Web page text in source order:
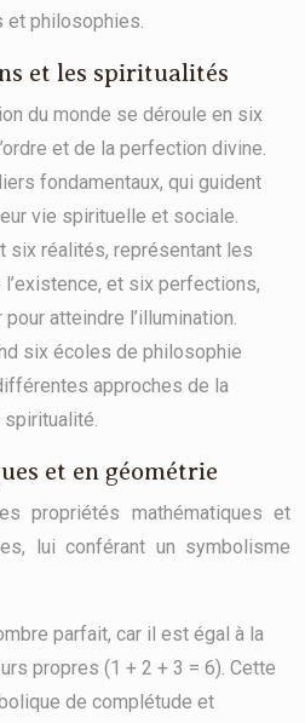
et philosophies.
et les spiritualités
du monde se déroule en six
et de la perfection divine.
fondamentaux, qui guident
vie spirituelle et sociale.
six réalités, représentant les
et six perfections,
atteindre l’illumination.
six écoles de philosophie
approches de la
spiritualité.
et en géométrie
propriétés mathématiques et
lui conférant un symbolisme
parfait, car il est égal à la
propres (1 + 2 + 3 = 6). Cette
de complétude et